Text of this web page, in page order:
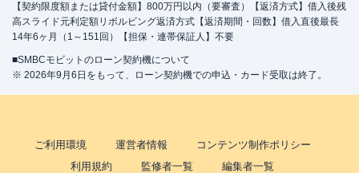
【契約限度額または貸付金額】800万円以内（要審査）【返済方式】借入後残
高スライド元利定額リボルビング返済方式【返済期間・回数】借入直後最長
14年6ヶ月（1～151回）【担保・連帯保証人】不要
■SMBCモビットのローン契約機について
※ 2026年9月6日をもって、ローン契約機での申込・カード受取は終了。
ご利用環境 運営者情報
コンテンツ制作ポリシー
利用規約
監修者一覧
編集者一覧